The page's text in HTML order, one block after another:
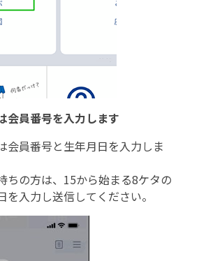
会員番号を入力します
会員番号と生年月日を入力しま
ちの方は、15から始まる8ケタの
を入力し送信してください。